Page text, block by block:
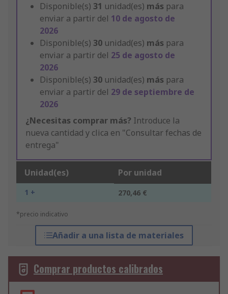
Disponible(s) 31 unidad(es) más para
enviar a partir del 10 de agosto de
2026
Disponible(s) 30 unidad(es) más para
enviar a partir del 25 de agosto de
2026
Disponible(s) 30 unidad(es) más para
enviar a partir del 29 de septiembre de
2026
¿Necesitas comprar más? Introduce la
nueva cantidad y clica en "Consultar fechas de
entrega"
Unidad(es) Por unidad
1 + 270,46 €
*precio indicativo
Añadir a una lista de materiales
Comprar productos calibrados